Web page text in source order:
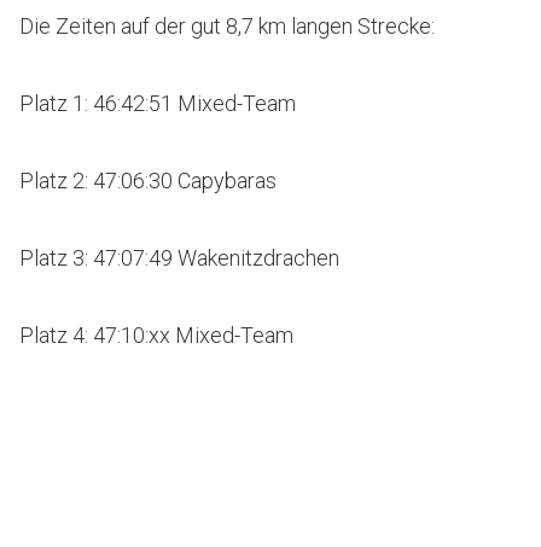
Die Zeiten auf der gut 8,7 km langen Strecke:
Platz 1: 46:42:51 Mixed-Team
Platz 2: 47:06:30 Capybaras
Platz 3: 47:07:49 Wakenitzdrachen
Platz 4: 47:10:xx Mixed-Team